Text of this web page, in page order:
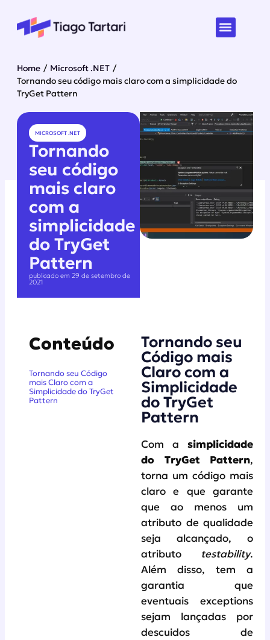
Home / Microsoft .NET /
Tornando seu código mais claro com a simplicidade do
TryGet Pattern
MICROSOFT .NET
Tornando
seu código
mais claro
com a
simplicidade
do TryGet
Pattern
publicado em 29 de setembro de
2021
Conteúdo
Tornando seu Código
mais Claro com a
Simplicidade do TryGet
Pattern
Tornando seu
Código mais
Claro com a
Simplicidade
do TryGet
Pattern
Com a simplicidade
do TryGet Pattern,
torna um código mais
claro e que garante
que ao menos um
atributo de qualidade
seja alcançado, o
atributo testability.
Além disso, tem a
garantia que
eventuais exceptions
sejam lançadas por
descuidos de